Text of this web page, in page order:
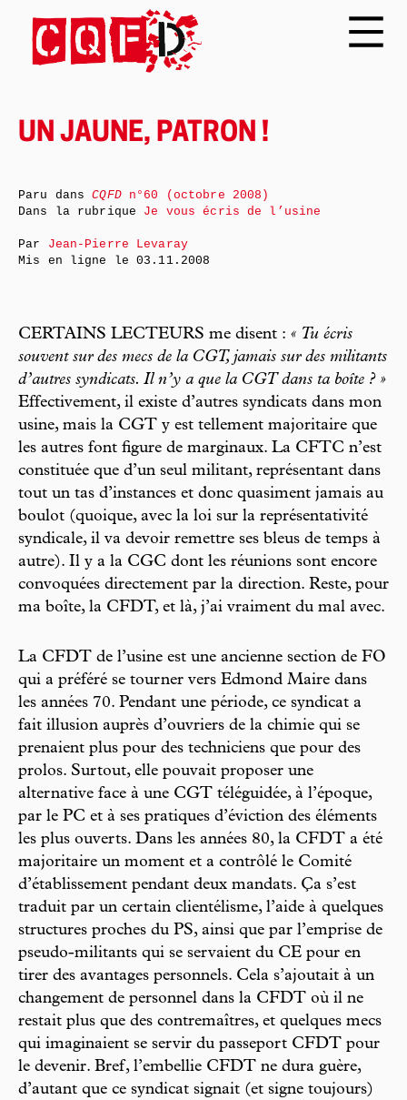
UN JAUNE, PATRON !
CERTAINS LECTEURS me disent : « Tu écris
souvent sur des mecs de la CGT, jamais sur des militants
d’autres syndicats. Il n’y a que la CGT dans ta boîte ? »
Effectivement, il existe d’autres syndicats dans mon
usine, mais la CGT y est tellement majoritaire que
les autres font figure de marginaux. La CFTC n’est
constituée que d’un seul militant, représentant dans
tout un tas d’instances et donc quasiment jamais au
boulot (quoique, avec la loi sur la représentativité
syndicale, il va devoir remettre ses bleus de temps à
autre). Il y a la CGC dont les réunions sont encore
convoquées directement par la direction. Reste, pour
ma boîte, la CFDT, et là, j’ai vraiment du mal avec.
La CFDT de l’usine est une ancienne section de FO
qui a préféré se tourner vers Edmond Maire dans
les années 70. Pendant une période, ce syndicat a
fait illusion auprès d’ouvriers de la chimie qui se
prenaient plus pour des techniciens que pour des
prolos. Surtout, elle pouvait proposer une
alternative face à une CGT téléguidée, à l’époque,
par le PC et à ses pratiques d’éviction des éléments
les plus ouverts. Dans les années 80, la CFDT a été
majoritaire un moment et a contrôlé le Comité
d’établissement pendant deux mandats. Ça s’est
traduit par un certain clientélisme, l’aide à quelques
structures proches du PS, ainsi que par l’emprise de
pseudo-militants qui se servaient du CE pour en
tirer des avantages personnels. Cela s’ajoutait à un
changement de personnel dans la CFDT où il ne
restait plus que des contremaîtres, et quelques mecs
qui imaginaient se servir du passeport CFDT pour
le devenir. Bref, l’embellie CFDT ne dura guère,
d’autant que ce syndicat signait (et signe toujours)
Paru dansCQFDn°60 (octobre 2008)
Dans la rubrique Je vous écris de l’usine
Par Jean-Pierre Levaray
Mis en ligne le03.11.2008